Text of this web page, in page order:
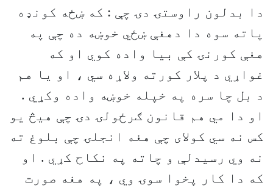
دا بدلون راوستۍ دۍ چې : که ښځه کونډه
پاته سوه دا دهغې ښځي خوښه ده چې په
هغې کورنۍ کې بيا واده کوي او که
غواړي د پلار کورته ولاړه سي ، او يا هم
د بل چا سره په خپله خوښه واده وکړي .
او دا مي هم قانون ګرځولۍ دۍ چې هيڅ يو
کس نه سي کولای چې هغه انجلۍ چې بلوغ ته
نه وي رسيدلې و چاته په نکاح کړي . او
که دا کار پخوا سوۍ وي ، په هغه صورت